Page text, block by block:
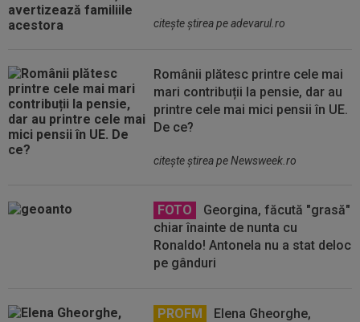
citeşte ştirea pe adevarul.ro
Românii plătesc printre cele mai
mari contribuții la pensie, dar au
printre cele mai mici pensii în UE.
De ce?
citeşte ştirea pe Newsweek.ro
FOTO
Georgina, făcută "grasă"
chiar înainte de nunta cu
Ronaldo! Antonela nu a stat deloc
pe gânduri
PROFM
Elena Gheorghe,